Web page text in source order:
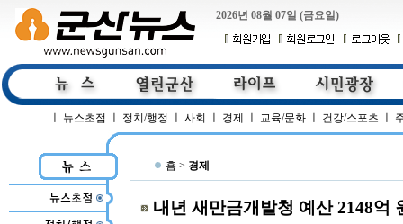
2026년 08월 07일 (금요일)
뉴스초점 정치/행정 사회 경제 교육/문화 건강/스포츠
홈 > 경제
내년 새만금개발청 예산 2148억